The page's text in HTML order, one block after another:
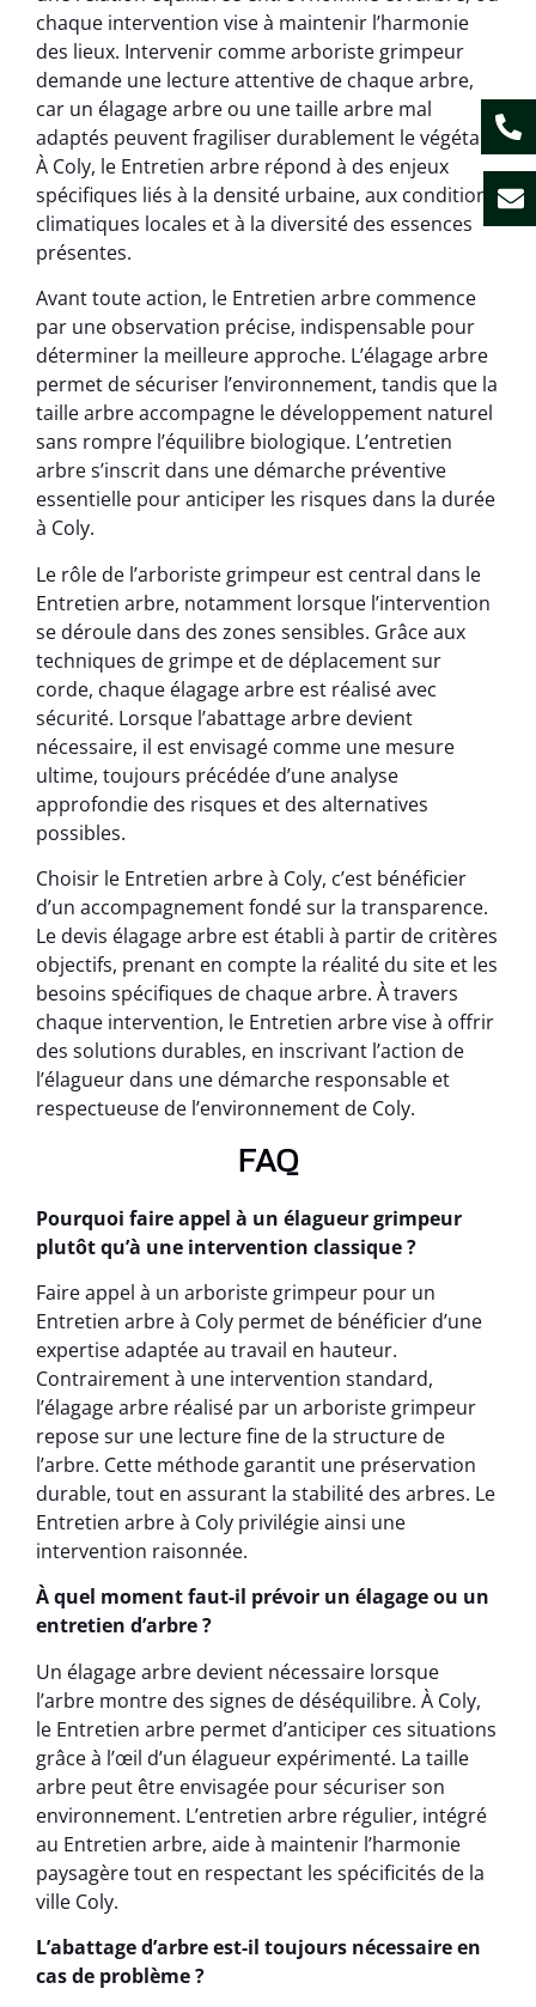
chaque intervention vise à maintenir l’harmonie
des lieux. Intervenir comme arboriste grimpeur
demande une lecture attentive de chaque arbre,
car un élagage arbre ou une taille arbre mal
adaptés peuvent fragiliser durablement le végétal.
À Coly, le Entretien arbre répond à des enjeux
spécifiques liés à la densité urbaine, aux conditions
climatiques locales et à la diversité des essences
présentes.
Avant toute action, le Entretien arbre commence
par une observation précise, indispensable pour
déterminer la meilleure approche. L’élagage arbre
permet de sécuriser l’environnement, tandis que la
taille arbre accompagne le développement naturel
sans rompre l’équilibre biologique. L’entretien
arbre s’inscrit dans une démarche préventive
essentielle pour anticiper les risques dans la durée
à Coly.
Le rôle de l’arboriste grimpeur est central dans le
Entretien arbre, notamment lorsque l’intervention
se déroule dans des zones sensibles. Grâce aux
techniques de grimpe et de déplacement sur
corde, chaque élagage arbre est réalisé avec
sécurité. Lorsque l’abattage arbre devient
nécessaire, il est envisagé comme une mesure
ultime, toujours précédée d’une analyse
approfondie des risques et des alternatives
possibles.
Choisir le Entretien arbre à Coly, c’est bénéficier
d’un accompagnement fondé sur la transparence.
Le devis élagage arbre est établi à partir de critères
objectifs, prenant en compte la réalité du site et les
besoins spécifiques de chaque arbre. À travers
chaque intervention, le Entretien arbre vise à offrir
des solutions durables, en inscrivant l’action de
l’élagueur dans une démarche responsable et
respectueuse de l’environnement de Coly.
FAQ
Pourquoi faire appel à un élagueur grimpeur
plutôt qu’à une intervention classique ?
Faire appel à un arboriste grimpeur pour un
Entretien arbre à Coly permet de bénéficier d’une
expertise adaptée au travail en hauteur.
Contrairement à une intervention standard,
l’élagage arbre réalisé par un arboriste grimpeur
repose sur une lecture fine de la structure de
l’arbre. Cette méthode garantit une préservation
durable, tout en assurant la stabilité des arbres. Le
Entretien arbre à Coly privilégie ainsi une
intervention raisonnée.
À quel moment faut-il prévoir un élagage ou un
entretien d’arbre ?
Un élagage arbre devient nécessaire lorsque
l’arbre montre des signes de déséquilibre. À Coly,
le Entretien arbre permet d’anticiper ces situations
grâce à l’œil d’un élagueur expérimenté. La taille
arbre peut être envisagée pour sécuriser son
environnement. L’entretien arbre régulier, intégré
au Entretien arbre, aide à maintenir l’harmonie
paysagère tout en respectant les spécificités de la
ville Coly.
L’abattage d’arbre est-il toujours nécessaire en
cas de problème ?